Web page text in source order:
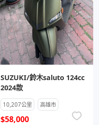
SUZUKI/鈴木saluto 124cc
2024款
10,207公里 高雄市
$58,000